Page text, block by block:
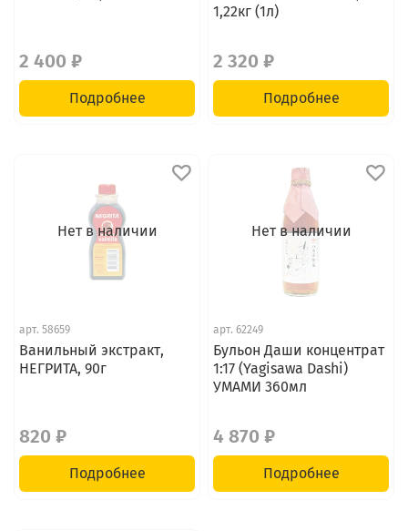
2 400 ₽
Подробнее
1,22кг (1л)
2 320 ₽
Подробнее
Нет в наличии
арт. 58659
Ванильный экстракт,
НЕГРИТА, 90г
820 ₽
Подробнее
Нет в наличии
арт. 62249
Бульон Даши концентрат
1:17 (Yagisawa Dashi)
УМАМИ 360мл
4 870 ₽
Подробнее